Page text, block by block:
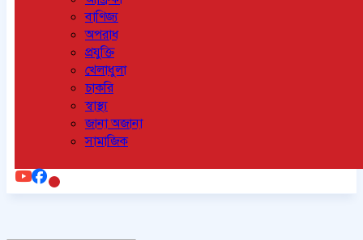
বাণিজ্য
অপরাধ
প্রযুক্তি
খেলাধুলা
চাকরি
স্বাস্থ্য
জানা অজানা
সামাজিক